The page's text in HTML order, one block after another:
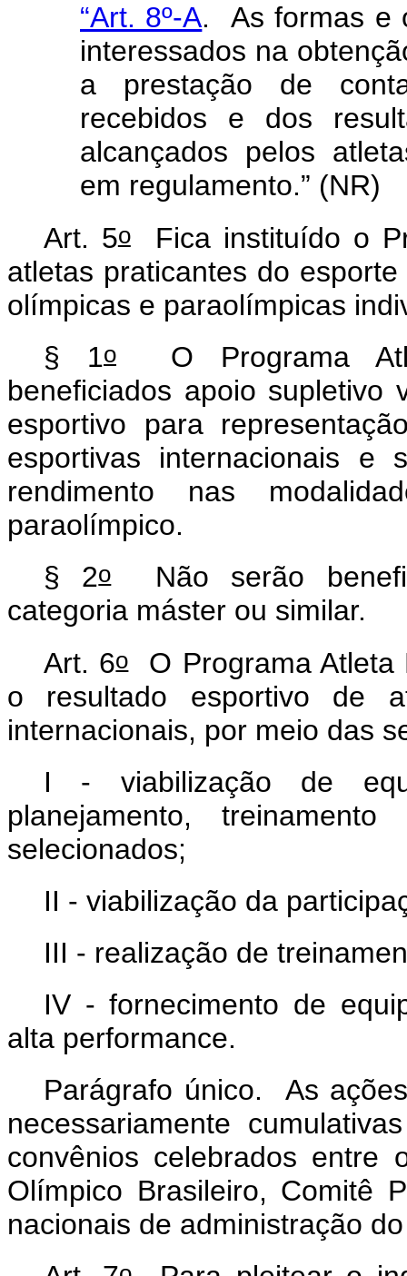
“Art. 8º-A.As formas e
interessados na
a prestação de
recebidos e dos
alcançados pelos
em regulamento.” (NR)
Art. 5oFica instituído o
atletas praticantes do
olímpicas e paraolímpicas
§ 1o O Programa
beneficiados apoio supletivo
esportivo para
esportivas internacionais e
rendimento nas
paraolímpico.
§ 2oNão serão
categoria máster ou similar.
Art. 6oO Programa Atleta
o resultado esportivo de
internacionais, por meio das
I - viabilização de
planejamento,
selecionados;
II - viabilização da
III - realização de
IV - fornecimento de
alta performance.
Parágrafo único. As
necessariamente
convênios celebrados
Olímpico Brasileiro, Comitê
nacionais de administração